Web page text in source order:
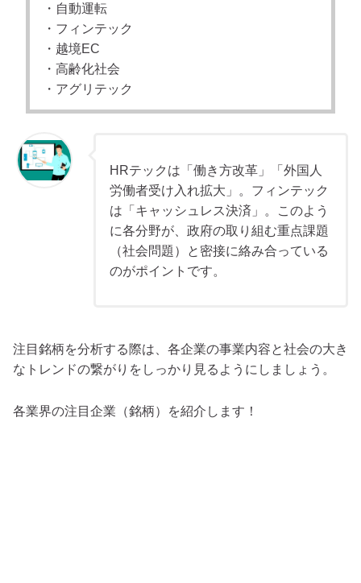
・自動運転
・フィンテック
・越境EC
・高齢化社会
・アグリテック
HRテックは「働き方改革」「外国人
労働者受け入れ拡大」。フィンテック
は「キャッシュレス決済」。このよう
に各分野が、政府の取り組む重点課題
（社会問題）と密接に絡み合っている
のがポイントです。
注目銘柄を分析する際は、各企業の事業内容と社会の大き
なトレンドの繋がりをしっかり見るようにしましょう。
各業界の注目企業（銘柄）を紹介します！